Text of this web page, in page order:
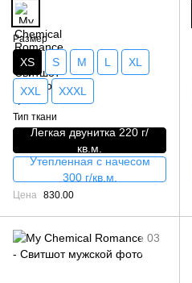
Размер
XS S M L XL
XXL XXXL
Тип ткани
Легкая двунитка 220 г/
кв.м.
Утепленная с начесом
300 г/кв.м.
Цена 830.00